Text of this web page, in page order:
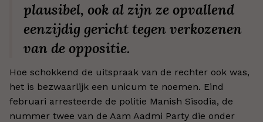
plausibel, ook al zijn ze opvallend
eenzijdig gericht tegen verkozenen
van de oppositie.
Hoe schokkend de uitspraak van de rechter ook was,
het is bezwaarlijk een unicum te noemen. Eind
februari arresteerde de politie Manish Sisodia, de
nummer twee van de Aam Aadmi Party die onder